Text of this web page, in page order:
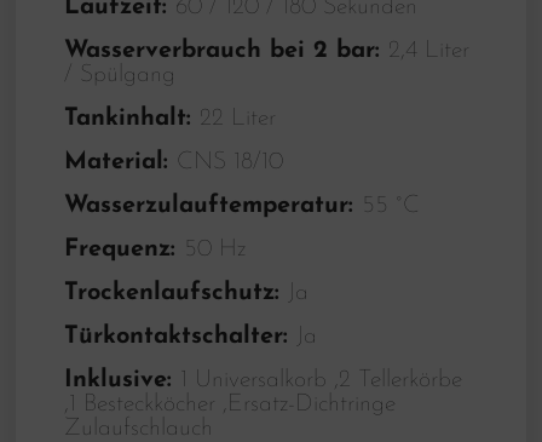
Laufzeit: 60 / 120 / 180 Sekunden
Wasserverbrauch bei 2 bar: 2,4 Liter
/ Spülgang
Tankinhalt: 22 Liter
Material: CNS 18/10
Wasserzulauftemperatur: 55 °C
Frequenz: 50 Hz
Trockenlaufschutz:
Ja
Türkontaktschalter:
Ja
Inklusive: 1 Universalkorb ,2 Tellerkörbe
,1 Besteckköcher ,Ersatz-Dichtringe
Zulaufschlauch